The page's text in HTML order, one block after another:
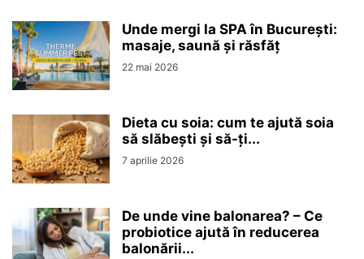
Unde mergi la SPA în București:
masaje, saună și răsfăț
22 mai 2026
Dieta cu soia: cum te ajută soia
să slăbești și să-ți...
7 aprilie 2026
De unde vine balonarea? – Ce
probiotice ajută în reducerea
balonării...